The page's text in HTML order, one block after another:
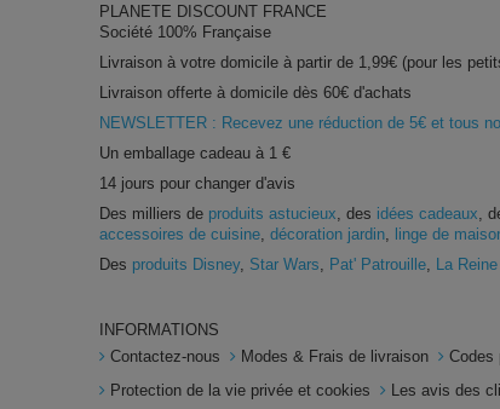
PLANETE DISCOUNT FRANCE
Société 100% Française
Livraison à votre domicile à partir de 1,99€ (pour les
Livraison offerte à domicile dès 60€ d'achats
NEWSLETTER : Recevez une réduction de 5€ et tous
Un emballage cadeau à 1 €
14 jours pour changer d'avis
Des milliers de produits astucieux , des idées cadeaux ,
accessoires de cuisine ,décoration jardin linge de
Des produits Disney, Star Wars Pat' Patrouille La
INFORMATIONS
Contactez-nous
Modes & Frais de livraison Codes
Protection de la vie privée et cookies
Les avis des